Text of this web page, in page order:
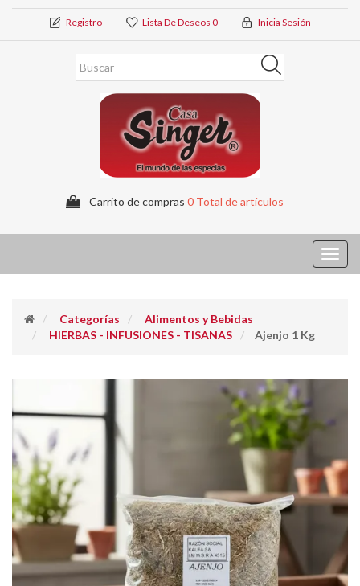
Registro Lista De Deseos 0 Inicia Sesión
Carrito de compras 0 Total de artículos
Categorías
Alimentos y Bebidas
HIERBAS - INFUSIONES - TISANAS
Ajenjo 1 Kg